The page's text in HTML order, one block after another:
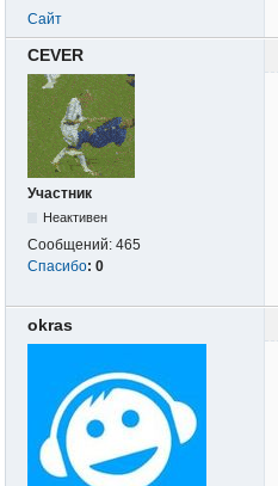
Сайт
CEVER
Участник
Неактивен
Сообщений: 465
Спасибо: 0
okras